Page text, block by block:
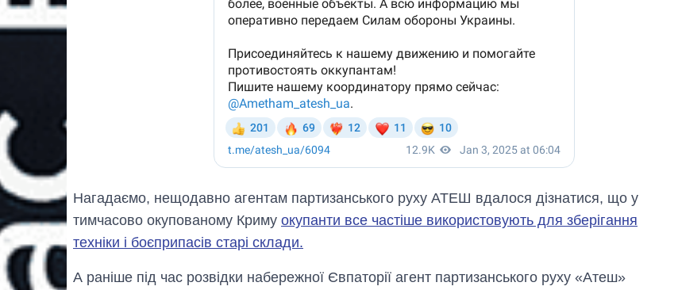
Нагадаємо, нещодавно агентам партизанського руху АТЕШ вдалося дiзнатися, що у
тимчасово окупованому Криму окупанти все частіше використовують для зберігання
техніки і боєприпасів старі склади.
А ранiше під час розвідки набережної Євпаторії агент партизанського руху «Атеш»